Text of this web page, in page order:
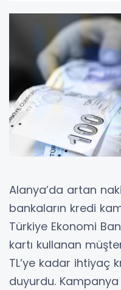
Alanya’da artan
bankaların kredi
Türkiye Ekonomi
kartı kullanan
TL’ye kadar ihtiyaç
duyurdu.